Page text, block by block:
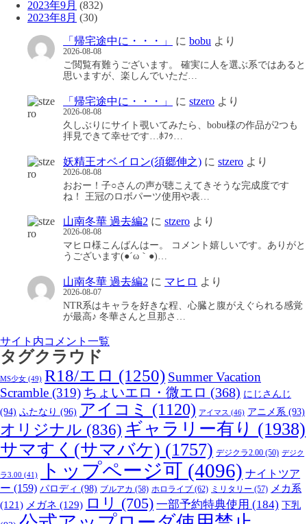
2023年9月 (832)
2023年8月 (30)
「帰宅途中に・・・」
に bobu より
2026-08-08
ご閲覧有難うございます。 確実に人を選ぶ系ではあると
思いますが、楽しんでいただ…
「帰宅途中に・・・」 に stzero より
2026-08-08
久しぶりにサイト覗いてみたら、bobu様の作品が2つも
拝見できて幸せです…ﾎﾌｩ…
妖精王オベイロン(須郷伸之) に stzero より
2026-08-08
おおー！子○さんの声が聴こえてきそうな完成度です
ね！ 王冠のロボパーツ使用や表…
山南冬華 過去編2 に stzero より
2026-08-08
マヒロ様こんばんはー。 コメント嬉しいです。ありがと
うございます(●´ω｀●)…
山南冬華 過去編2 に マヒロ より
2026-08-07
NTR系はキャラを好きな程、心臓と腹がえぐられる感覚
が最高♪ 冬華さんと旦那さ…
サイト内コメント一覧
タグクラウド
MS少女 (49) R18/エロ (1250) Summer Vacation
Scramble (319) ちょいエロ・微エロ (368) にじさんじ
(94) ふたなり (96) アイコミ (1120) アイマス (46) アニメ系 (93)
オリジナル (836) ギャラリー有り (1938)
サマすく(サマバケ) (1757) デジクラ2.00 (50) デジク
ラ3.00 (41) トップページ可 (4096) ナイトツア
ー (159) パロディ (98) ブルアカ (58) ホロライブ (62) ミリタリー (57) メカ系
(121) メガネ (129) ロリ (705) 一部予約特典使用 (184) 下乳